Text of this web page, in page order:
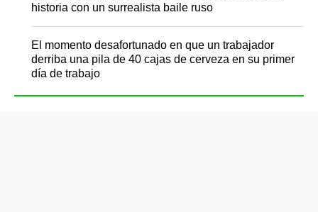
historia con un surrealista baile ruso
El momento desafortunado en que un trabajador
derriba una pila de 40 cajas de cerveza en su primer
día de trabajo